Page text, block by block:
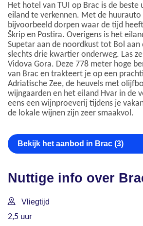
Het hotel van TUI op Brac is de beste
eiland te verkennen. Met de
bijvoorbeeld dorpen waar de tijd
Škrip en Postira. Overigens is het
Supetar aan de noordkust tot Bol aan
slechts drie kwartier onderweg. Las
Vidova Gora. Deze 778 meter hoge
van Brac en trakteert je op een
Adriatische Zee, de heuvels met
wijngaarden en het eiland Hvar in de
eens een wijnproeverij tijdens je
de lokale wijnen zijn zeer smaakvol.
Bekijk het aanbod in Brac (3)
Nuttige info over
Vliegtijd
2,5 uur